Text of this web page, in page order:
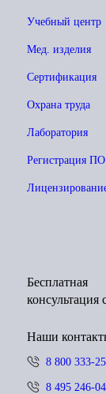
Учебный центр
Мед. изделия
Сертификация
Охрана труда
Лаборатория
Регистрация ПО
Бесплатная
консультация
Наши
8 800 333-
8 495 246-